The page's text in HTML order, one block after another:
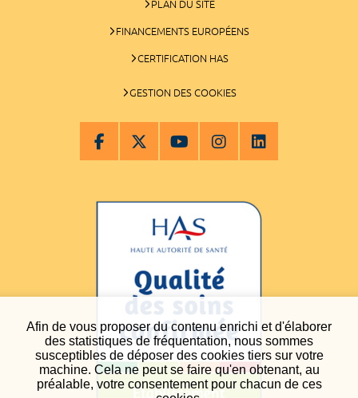
Afin de vous proposer du contenu enrichi et d'élaborer
des statistiques de fréquentation, nous sommes
susceptibles de déposer des cookies tiers sur votre
machine. Cela ne peut se faire qu'en obtenant, au
préalable, votre consentement pour chacun de ces
PLAN DU SITE
FINANCEMENTS EUROPÉENS
CERTIFICATION HAS
GESTION DES COOKIES